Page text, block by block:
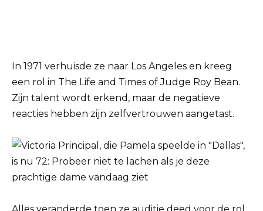
In 1971 verhuisde ze naar Los Angeles en kreeg
een rol in The Life and Times of Judge Roy Bean.
Zijn talent wordt erkend, maar de negatieve
reacties hebben zijn zelfvertrouwen aangetast.